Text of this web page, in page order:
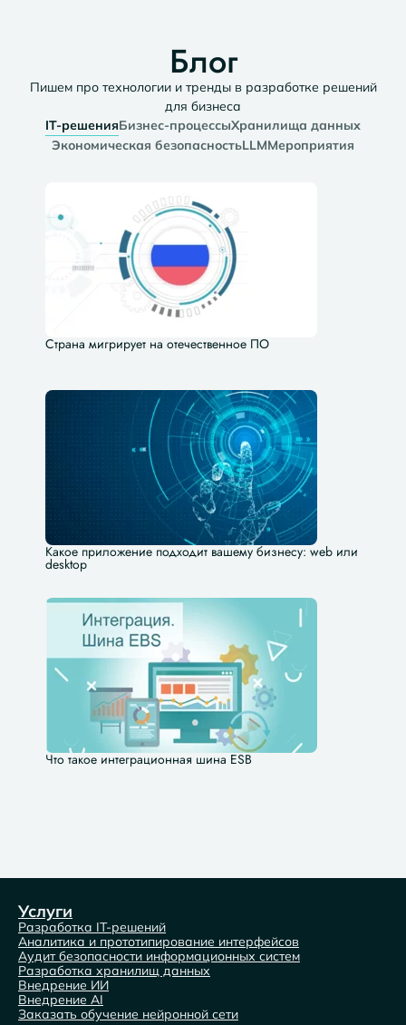
Блог
Пишем про технологии и тренды в разработке решений
для бизнеса​
IT-решенияБизнес-процессыХранилища данных
Экономическая безопасностьLLMМероприятия
Страна мигрирует на отечественное ПО
Какое приложение подходит вашему бизнесу: web или
desktop
Что такое интеграционная шина ESB
Услуги
Разработка IT-решений
Аналитика и прототипирование интерфейсов
Аудит безопасности информационных систем
Разработка хранилищ данных
Внедрение ИИ
Внедрение AI
Заказать обучение нейронной сети